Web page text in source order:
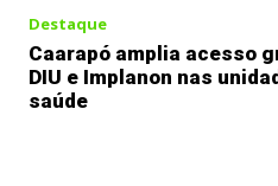
Destaque
Caarapó amplia acesso
DIU e Implanon nas
saúde